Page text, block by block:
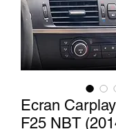
Ecran
F25 NBT